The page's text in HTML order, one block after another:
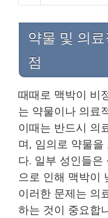
약물 및 의
점
때때로 맥박이 비
는 약물이나 의료
이때는 반드시 의
며, 임의로 약물
다. 일부 성인들
으로 인해 맥박이
이러한 문제는 의
하는 것이 중요합